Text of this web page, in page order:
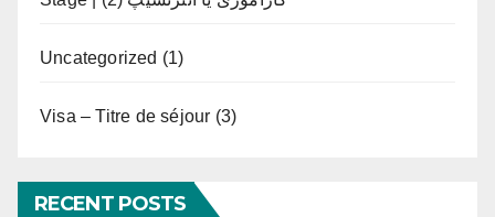
Uncategorized (1)
Visa – Titre de séjour (3)
RECENT POSTS